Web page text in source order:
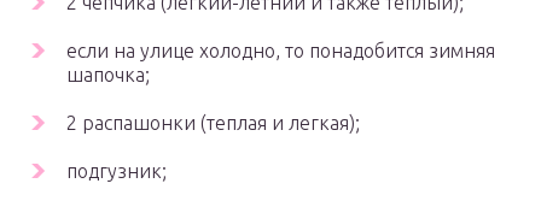
если на улице холодно, то понадобится зимняя
шапочка;
2 распашонки (теплая и легкая);
подгузник;